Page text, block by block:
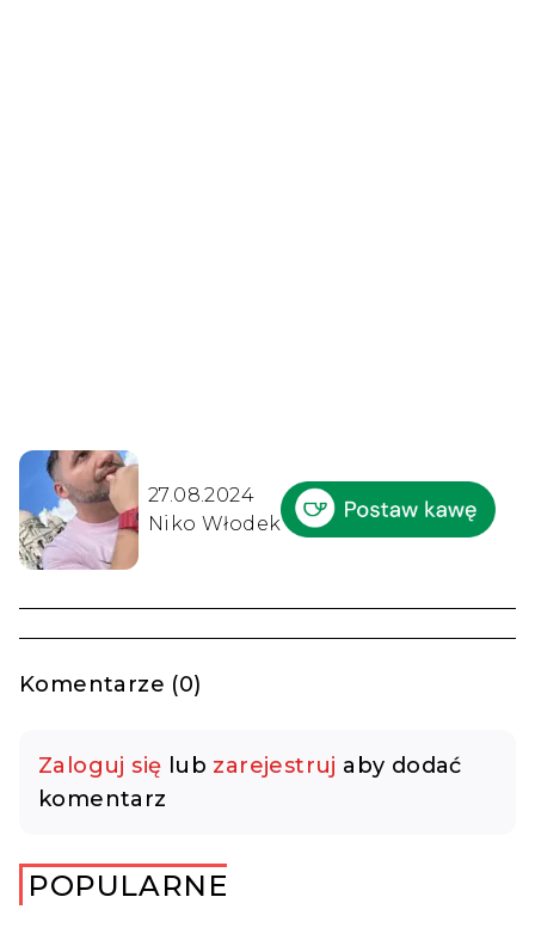
27.08.2024
Niko Włodek
Komentarze (0)
Zaloguj się lub zarejestruj aby dodać
komentarz
POPULARNE